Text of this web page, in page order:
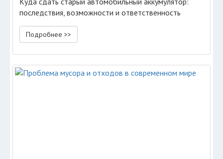
последствия, возможности и ответственность
Подробнее >>